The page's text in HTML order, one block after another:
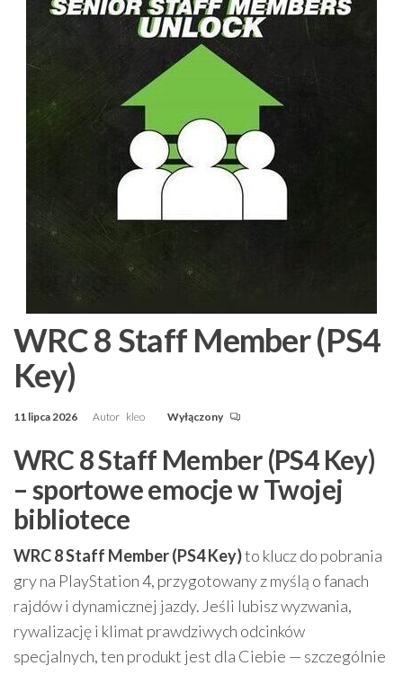
WRC 8 Staff Member (PS4
Key)
11 lipca 2026 Autor kleo Wyłączony
WRC 8 Staff Member (PS4 Key)
– sportowe emocje w Twojej
bibliotece
WRC 8 Staff Member (PS4 Key)to klucz do pobrania
gry na PlayStation 4, przygotowany z myślą o fanach
rajdów i dynamicznej jazdy. Jeśli lubisz wyzwania,
rywalizację i klimat prawdziwych odcinków
specjalnych, ten produkt jest dla Ciebie — szczególnie